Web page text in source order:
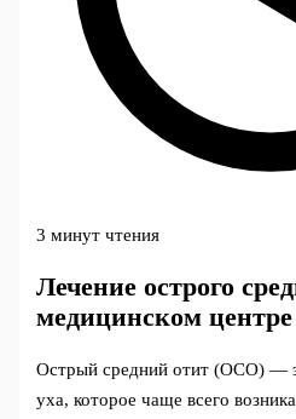
3 минут чтения
Лечение острого
медицинском центре
Острый средний отит (ОСО) —
уха, которое чаще всего